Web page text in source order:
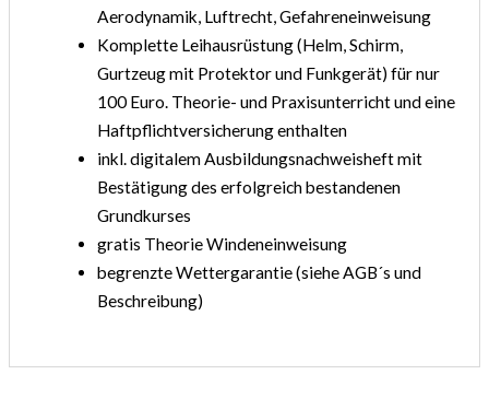
Aerodynamik, Luftrecht, Gefahreneinweisung
Komplette Leihausrüstung (Helm, Schirm,
Gurtzeug mit Protektor und Funkgerät) für nur
100 Euro. Theorie- und Praxisunterricht und eine
Haftpflichtversicherung enthalten
inkl. digitalem Ausbildungsnachweisheft mit
Bestätigung des erfolgreich bestandenen
Grundkurses
gratis Theorie Windeneinweisung
begrenzte Wettergarantie (siehe AGB´s und
Beschreibung)